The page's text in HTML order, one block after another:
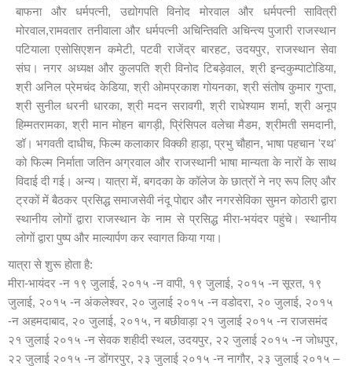
बाफना और धर्मपत्नी, उद्योगपति विनोद मोरवाल और धर्मपत्नी सावित्री
मोरवाल,रामवतार तनीवाला और धर्मपत्नी अचिन्तिवति अचिन्त्य पुजारी राजस्थान
पटियाला एसोसिएशन कमेटी, पटवी राजेंद्र बारहट, उदयपुर, राजस्थान सेवा
संघ। नगर अध्यक्ष और कुलपति श्री विनोद टिबड़ेवाल, श्री इन्दकुम्पाटोडिया,
श्री अनिल प्रेमचंद केडिया, श्री ओमप्रकाश गोयनका, श्री संतोष कुमार गुप्ता,
श्री सुनील धरनी धारका, श्री मदन सरावगी, श्री राधेश्याम शर्मा, श्री अनूप
हिम्मतरामका, श्री मान मोहन बागड़ी, प्रिंसिपल वलेचा मैडम, श्रीमती समदानी,
डॉ। भगवती दाधीच, फिल्म कलाकार विक्की हाड़ा, प्रभु चौहान, भाषा पहचान 'रथ'
को फिल्म निर्माता जतिन अग्रवाल और राजस्थानी भाषा मान्यता के नारों के साथ
विदाई दी गई। अन्य। यात्रा में, बगदका के कॉलेज के छात्रों ने नए रूप लिए और
ट्रकों में बैठकर प्रसिद्ध समाजसेवी नंदू पोद्दार और नगरसेविका सुमन कोठारी द्वारा
स्थानीय लोगों द्वारा राजस्थान के नाम से प्रसिद्ध मीरा-भयंदर पहुंचे। स्थानीय
लोगों द्वारा पुष्प और माल्यार्पण कर स्वागत किया गया।
यात्रा से शुरू होता है:
मीरा-भायंदर -न १९ जुलाई, २०१५ -न वापी, १९ जुलाई, २०१५ -न सूरत, १९
जुलाई, २०१५ -न अंकलेश्वर, २० जुलाई २०१५ -न वडोदरा, २० जुलाई, २०१५
-न अहमदाबाद, २० जुलाई, २०१५, न बछीवाड़ा २१ जुलाई २०१५ -न राजसमंद
२१ जुलाई २०१५ -न सेवक शहीदी स्थल, उदयपुर, २२ जुलाई २०१५ -न जोधपुर,
२२ जुलाई २०१५ -न डोंगरपुर, २३ जुलाई २०१५ -न नागौर, २३ जुलाई २०१५ –